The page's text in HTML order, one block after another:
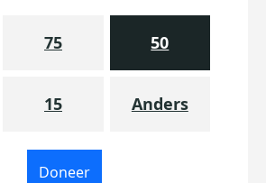
75 50
15 Anders
Doneer